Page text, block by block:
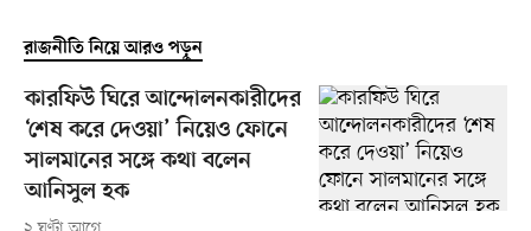
রাজনীতি নিয়ে আরও পড়ুন
কারফিউ ঘিরে আন্দোলনকারীদের
‘শেষ করে দেওয়া’ নিয়েও ফোনে
সালমানের সঙ্গে কথা বলেন
আনিসুল হক